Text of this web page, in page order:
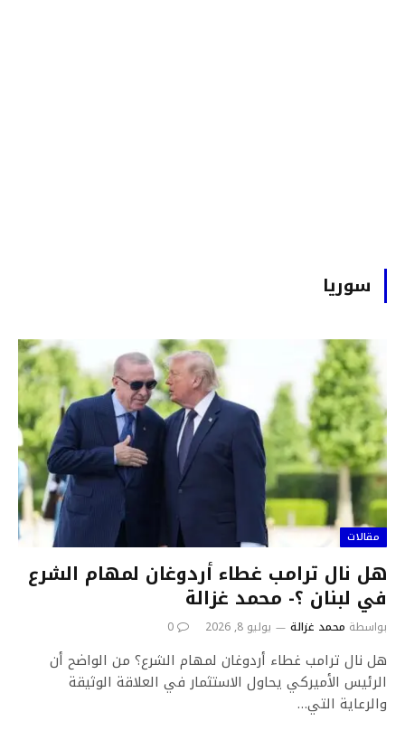
سوريا
مقالات
هل نال ترامب غطاء أردوغان لمهام الشرع
في لبنان ؟- محمد غزالة
بواسطة محمد غزالة يوليو 8, 2026 0
هل نال ترامب غطاء أردوغان لمهام الشرع؟ من الواضح أن
الرئيس الأميركي يحاول الاستثمار في العلاقة الوثيقة
والرعاية التي…